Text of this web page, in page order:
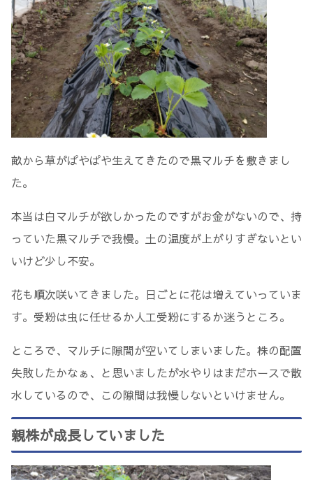
畝から草がぱやぱや生えてきたので黒マルチを敷きまし
た。
本当は白マルチが欲しかったのですがお金がないので、持
っていた黒マルチで我慢。土の温度が上がりすぎないとい
いけど少し不安。
花も順次咲いてきました。日ごとに花は増えていっていま
す。受粉は虫に任せるか人工受粉にするか迷うところ。
ところで、マルチに隙間が空いてしまいました。株の配置
失敗したかなぁ、と思いましたが水やりはまだホースで散
水しているので、この隙間は我慢しないといけません。
親株が成長していました